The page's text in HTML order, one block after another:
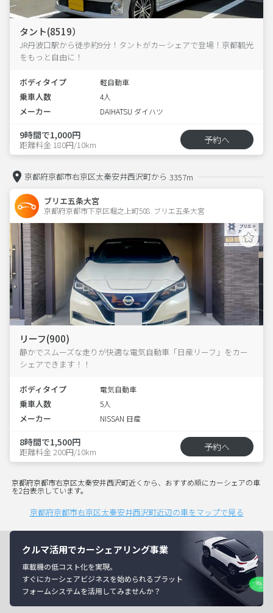
タント(8519）
JR丹波口駅から徒歩約9分！タントがカーシェアで登場！京都観光
をもっと自由に！
ボディタイプ 軽自動車
乗車人数 4人
メーカー DAIHATSU ダイハツ
9時間で1,000円
距離料金 180円/10km 予約へ
京都府京都市右京区太秦安井西沢町から 3357m
ブリエ五条大宮
京都府京都市下京区堀之上町508  ブリエ五条大宮
リーフ(900)
静かでスムーズな走りが快適な電気自動車「日産リーフ」をカー
シェアできます！！
ボディタイプ 電気自動車
乗車人数 5人
メーカー NISSAN 日産
8時間で1,500円
距離料金 200円/10km 予約へ
京都府京都市右京区太秦安井西沢町近くから、おすすめ順にカーシェアの車
を2台表示しています。
京都府京都市右京区太秦安井西沢町近辺の車をマップで見る
クルマ活用でカーシェアリング事業
車載機の低コスト化を実現。
すぐにカーシェアビジネスを始められるプラット
フォームシステムを活用してみませんか？